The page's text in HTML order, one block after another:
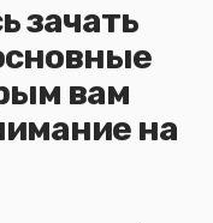
зачать
вам
на